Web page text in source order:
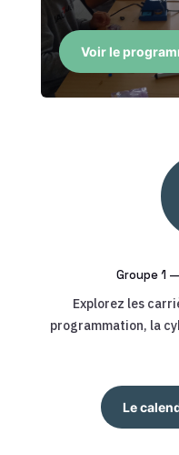
Voir le
Groupe 1
Explorez les
programmation, la
Le